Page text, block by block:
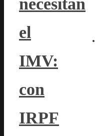
el
IMV:
con
IRPF